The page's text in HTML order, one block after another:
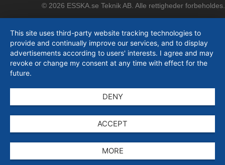
© 2026 ESSKA.se Teknik AB. Alle rettigheder forbeholdes.
This site uses third-party website tracking technologies to
provide and continually improve our services, and to display
advertisements according to users' interests. I agree and may
revoke or change my consent at any time with effect for the
future.
DENY
ACCEPT
MORE